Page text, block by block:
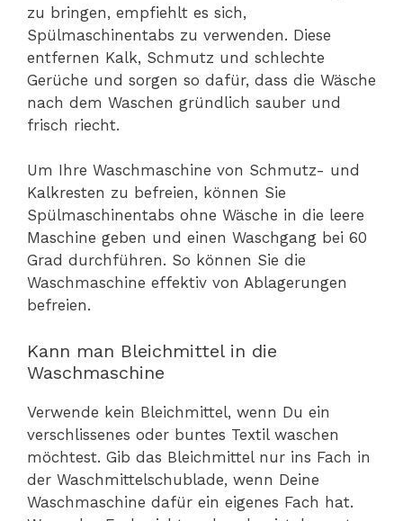
zu bringen, empfiehlt es sich,
Spülmaschinentabs zu verwenden. Diese
entfernen Kalk, Schmutz und schlechte
Gerüche und sorgen so dafür, dass die Wäsche
nach dem Waschen gründlich sauber und
frisch riecht.
Um Ihre Waschmaschine von Schmutz- und
Kalkresten zu befreien, können Sie
Spülmaschinentabs ohne Wäsche in die leere
Maschine geben und einen Waschgang bei 60
Grad durchführen. So können Sie die
Waschmaschine effektiv von Ablagerungen
befreien.
Kann man Bleichmittel in die
Waschmaschine
Verwende kein Bleichmittel, wenn Du ein
verschlissenes oder buntes Textil waschen
möchtest. Gib das Bleichmittel nur ins Fach in
der Waschmittelschublade, wenn Deine
Waschmaschine dafür ein eigenes Fach hat.